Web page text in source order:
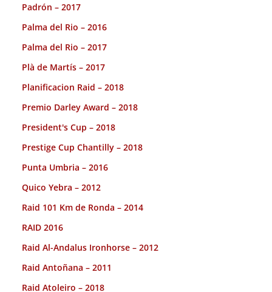
Padrón – 2017
Palma del Rio – 2016
Palma del Rio – 2017
Plà de Martís – 2017
Planificacion Raid – 2018
Premio Darley Award – 2018
President's Cup – 2018
Prestige Cup Chantilly – 2018
Punta Umbria – 2016
Quico Yebra – 2012
Raid 101 Km de Ronda – 2014
RAID 2016
Raid Al-Andalus Ironhorse – 2012
Raid Antoñana – 2011
Raid Atoleiro – 2018